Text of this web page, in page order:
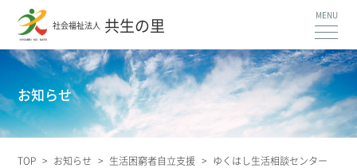
社会福祉法人 共生の里
お知らせ
TOP > お知らせ > 生活困窮者自立支援 > ゆくはし生活相談センター